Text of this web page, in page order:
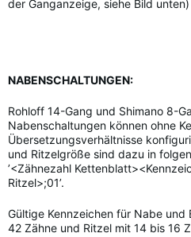
der Ganganzeige, siehe Bild unten)
NABENSCHALTUNGEN:
Rohloff 14-Gang und Shimano 8-
Nabenschaltungen können ohne
Übersetzungsverhältnisse
und Ritzelgröße sind dazu in
’<Zähnezahl
Ritzel>;01’.
Gültige Kennzeichen für Nabe
42 Zähne und Ritzel mit 14 bis 16